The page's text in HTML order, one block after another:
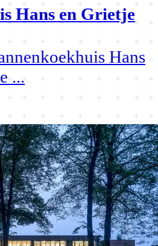
Hans en Grietje
Hans
...